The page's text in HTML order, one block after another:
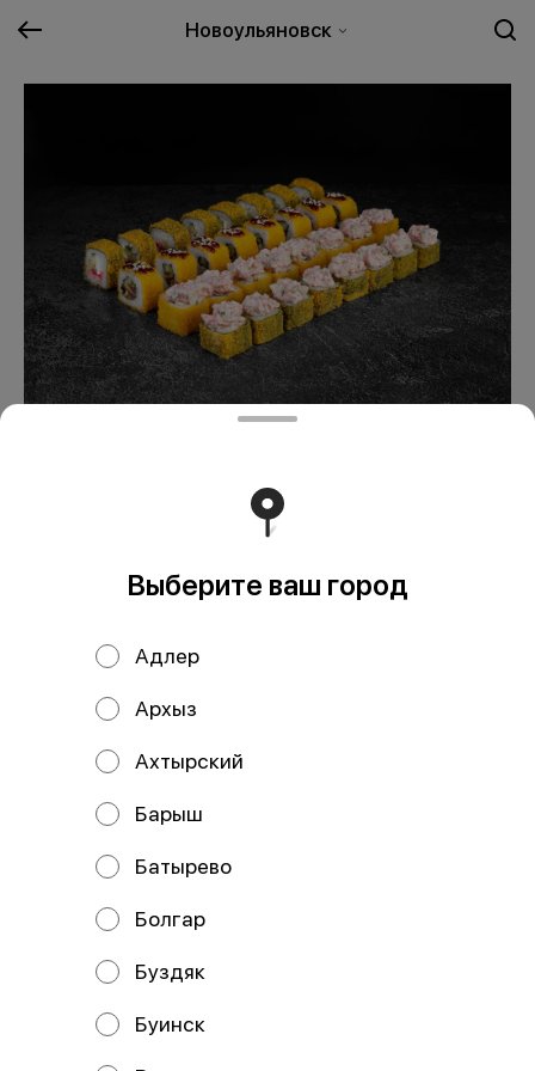
Новоульяновск
клон, Темпурный хил. В комплекте: имбирь-2 шт,
васаби-2 шт, соевый соус-2 шт.
Мы рекомендуем
Для души
Выберите ваш город
Адлер
Архыз
Ахтырский
Барыш
Батырево
Болгар
Буздяк
Буинск